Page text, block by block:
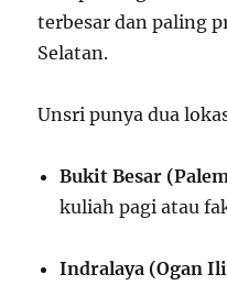
terbesar dan paling
Selatan.
Unsri punya dua
Bukit Besar
kuliah pagi atau
Indralaya (Ogan